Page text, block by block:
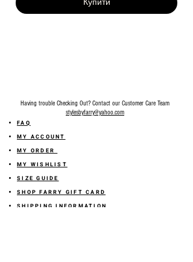
Купити
Having trouble Checking Out? Contact our Customer Care Team
stylesbyfarry@yahoo.com
FAQ
MY ACCOUNT
MY ORDER
MY WISHLIST
SIZE GUIDE
SHOP FARRY GIFT CARD
SHIPPING INFORMATION